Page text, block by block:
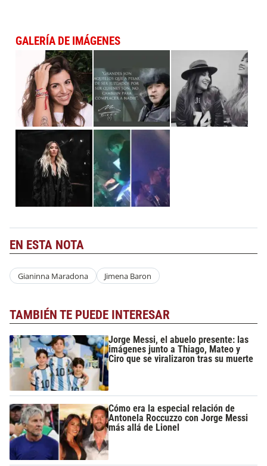
GALERÍA DE IMÁGENES
EN ESTA NOTA
Gianinna Maradona Jimena Baron
TAMBIÉN TE PUEDE INTERESAR
Jorge Messi, el abuelo presente: las
imágenes junto a Thiago, Mateo y
Ciro que se viralizaron tras su muerte
Cómo era la especial relación de
Antonela Roccuzzo con Jorge Messi
más allá de Lionel